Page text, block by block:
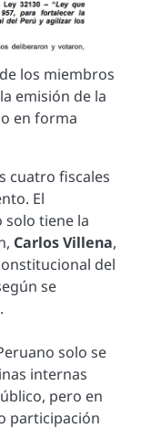
los miembros
emisión de la
en forma
cuatro fiscales
El
solo tiene la
Carlos Villena,
del
se
solo se
internas
pero en
participación